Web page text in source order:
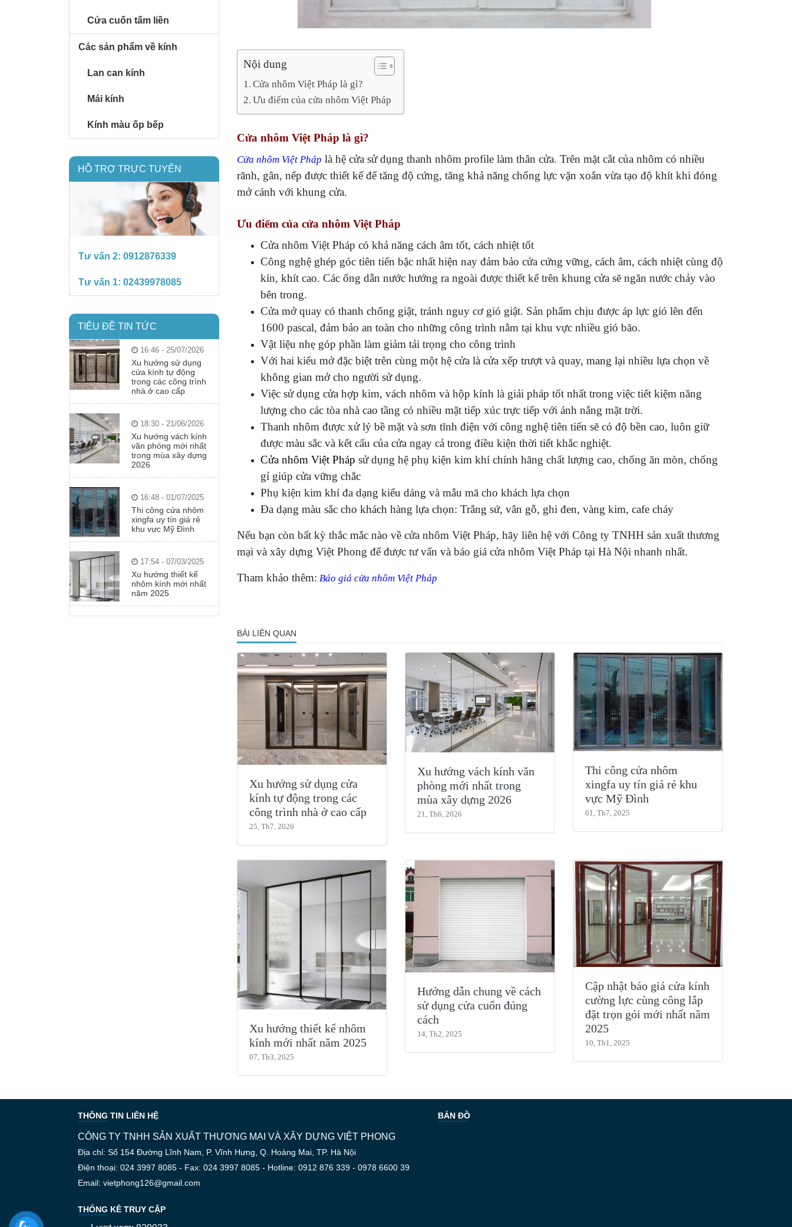
Nội dung
Cửa nhôm Việt Pháp là gì?
Ưu điểm của cửa nhôm Việt Pháp
Cửa nhôm Việt Pháp là gì?
Cửa nhôm Việt Pháp là hệ cửa sử dụng thanh nhôm profile làm thân cửa. Trên mặt cắt của nhôm có nhiều
rãnh, gân, nếp được thiết kế để tăng độ cứng, tăng khả năng chống lực vặn xoắn vừa tạo độ khít khi đóng
mở cánh với khung cửa.
Ưu điểm của cửa nhôm Việt Pháp
Cửa nhôm Việt Pháp có khả năng cách âm tốt, cách nhiệt tốt
Công nghệ ghép góc tiên tiến bậc nhất hiện nay đảm bảo cửa cứng vững, cách âm, cách nhiệt cùng độ
kín, khít cao. Các ống dẫn nước hướng ra ngoài được thiết kế trên khung cửa sẽ ngăn nước chảy vào
bên trong.
Cửa mở quay có thanh chống giật, tránh nguy cơ gió giật. Sản phẩm chịu được áp lực gió lên đến
1600 pascal, đảm bảo an toàn cho những công trình nằm tại khu vực nhiều gió bão.
Vật liệu nhẹ góp phần làm giảm tải trọng cho công trình
Với hai kiểu mở đặc biệt trên cùng một hệ cửa là cửa xếp trượt và quay, mang lại nhiều lựa chọn về
không gian mở cho người sử dụng.
Việc sử dụng cửa hợp kim, vách nhôm và hộp kính là giải pháp tốt nhất trong việc tiết kiệm năng
lượng cho các tòa nhà cao tầng có nhiều mặt tiếp xúc trực tiếp với ánh nắng mặt trời.
Thanh nhôm được xử lý bề mặt và sơn tĩnh điện với công nghệ tiên tiến sẽ có độ bền cao, luôn giữ
được màu sắc và kết cấu của cửa ngay cả trong điều kiện thời tiết khắc nghiệt.
Cửa nhôm Việt Pháp sử dụng hệ phụ kiện kim khí chính hãng chất lượng cao, chống ăn mòn, chống
gỉ giúp cửa vững chắc
Phụ kiện kim khí đa dạng kiểu dáng và mẫu mã cho khách lựa chọn
Đa dạng màu sắc cho khách hàng lựa chọn: Trắng sứ, vân gỗ, ghi đen, vàng kim, cafe cháy
Nếu bạn còn bất kỳ thắc mắc nào về cửa nhôm Việt Pháp, hãy liên hệ với Công ty TNHH sản xuất thương
mại và xây dựng Việt Phong để được tư vấn và báo giá cửa nhôm Việt Pháp tại Hà Nội nhanh nhất.
Tham khảo thêm: Báo giá cửa nhôm Việt Pháp
BÀI LIÊN QUAN
Xu hướng sử dụng cửa
kính tự động trong các
công trình nhà ở cao cấp
25, Th7, 2026
Xu hướng vách kính văn
phòng mới nhất trong
mùa xây dựng 2026
21, Th6, 2026
Thi công cửa nhôm
xingfa uy tín giá rẻ khu
vực Mỹ Đình
01, Th7, 2025
Xu hướng thiết kế nhôm
kính mới nhất năm 2025
07, Th3, 2025
Hướng dẫn chung về cách
sử dụng cửa cuốn đúng
cách
14, Th2, 2025
Cập nhật báo giá cửa kính
cường lực cùng công lắp
đặt trọn gói mới nhất năm
2025
10, Th1, 2025
Cửa cuốn tấm liền
Các sản phẩm về kính
Lan can kính
Mái kính
Kính màu ốp bếp
HỖ TRỢ TRỰC TUYẾN
Tư vấn 2: 0912876339
Tư vấn 1: 02439978085
TIÊU ĐỀ TIN TỨC
16:46 - 25/07/2026
Xu hướng sử dụng
cửa kính tự động
trong các công trình
nhà ở cao cấp
18:30 - 21/06/2026
Xu hướng vách kính
văn phòng mới nhất
trong mùa xây dựng
2026
16:48 - 01/07/2025
Thi công cửa nhôm
xingfa uy tín giá rẻ
khu vực Mỹ Đình
17:54 - 07/03/2025
Xu hướng thiết kế
nhôm kính mới nhất
năm 2025
THÔNG TIN LIÊN HỆ
CÔNG TY TNHH SẢN XUẤT THƯƠNG MẠI VÀ XÂY DỰNG VIỆT PHONG
Địa chỉ: Số 154 Đường Lĩnh Nam, P. Vĩnh Hưng, Q. Hoàng Mai, TP. Hà Nội
Điện thoại: 024 3997 8085 - Fax: 024 3997 8085 - Hotline: 0912 876 339 - 0978 6600 39
Email: vietphong126@gmail.com
THỐNG KÊ TRUY CẬP
BẢN ĐỒ